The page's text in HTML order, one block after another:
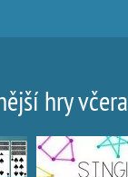
hry včera